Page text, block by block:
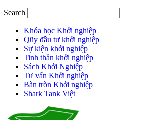
Search
Khóa học Khởi nghiệp
Qũy đầu tư khởi nghiệp
Sự kiện khởi nghiệp
Tinh thần khởi nghiệp
Sách Khởi Nghiệp
Tư vấn Khởi nghiệp
Bàn tròn Khởi nghiệp
Shark Tank Việt